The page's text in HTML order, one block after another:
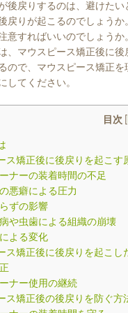
後戻りするのは、避けたい
戻りが起こるのでしょう
意すればいいのでしょうか
、マウスピース矯正後に
ので、マウスピース矯正
してください。
目次
ス矯正後に後戻りを起こす
ナーの装着時間の不足
悪癖による圧力
ずの影響
や虫歯による組織の崩壊
よる変化
ス矯正後に後戻りを起こし
ナー使用の継続
ス矯正後の後戻りを防ぐ方